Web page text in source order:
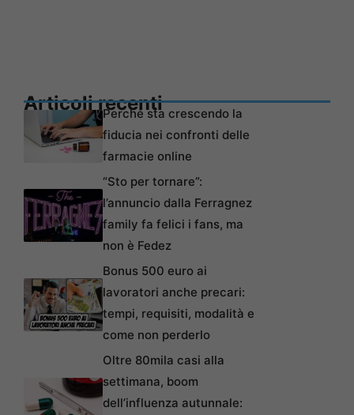
Articoli recentiPerché sta crescendo la
fiducia nei confronti delle
farmacie online
“Sto per tornare”:
l’annuncio dalla Ferragnez
family fa felici i fans, ma
non è Fedez
Bonus 500 euro ai
lavoratori anche precari:
tempi, requisiti, modalità e
come non perderlo
Oltre 80mila casi alla
settimana, boom
dell’influenza autunnale: